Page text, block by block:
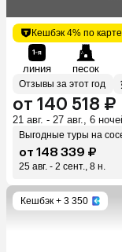
Кешбэк 4% по
линия песок
Отзывы за этот год
от 140 518 ₽
21 авг. - 27 авг., 6
Выгодные туры на
от 148 339 ₽
25 авг. - 2 сент., 8 н.
Кешбэк + 3 350